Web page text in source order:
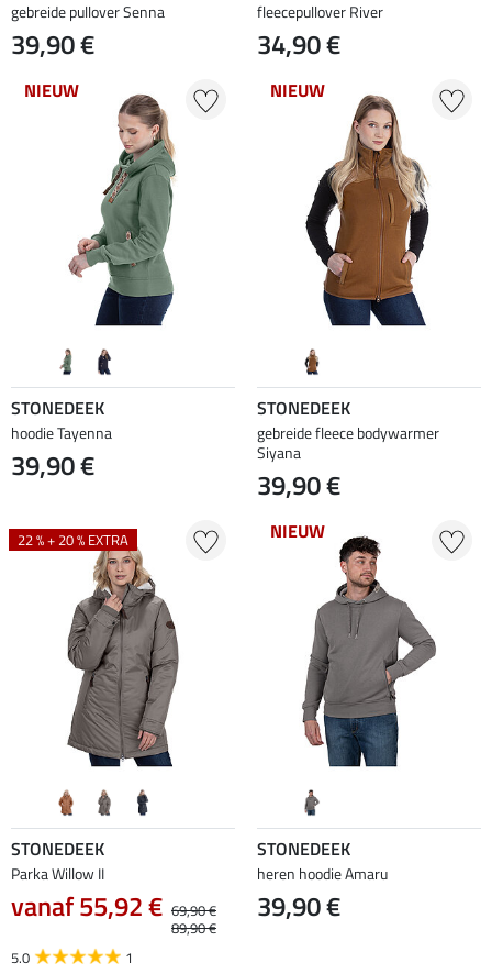
gebreide pullover Senna
39,90 €
fleecepullover River
34,90 €
NIEUW
STONEDEEK
hoodie Tayenna
39,90 €
NIEUW
STONEDEEK
gebreide fleece bodywarmer
Siyana
39,90 €
22 % + 20 % EXTRA
STONEDEEK
Parka Willow II
vanaf 55,92 € 69,90 €
89,90 €
5.0
1
NIEUW
STONEDEEK
heren hoodie Amaru
39,90 €